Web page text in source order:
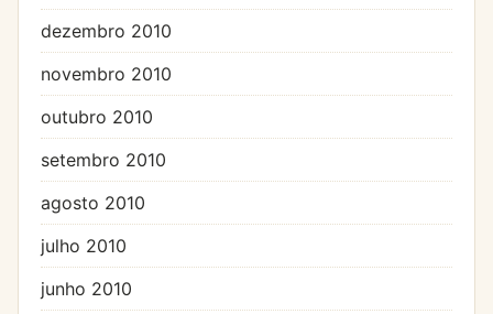
dezembro 2010
novembro 2010
outubro 2010
setembro 2010
agosto 2010
julho 2010
junho 2010